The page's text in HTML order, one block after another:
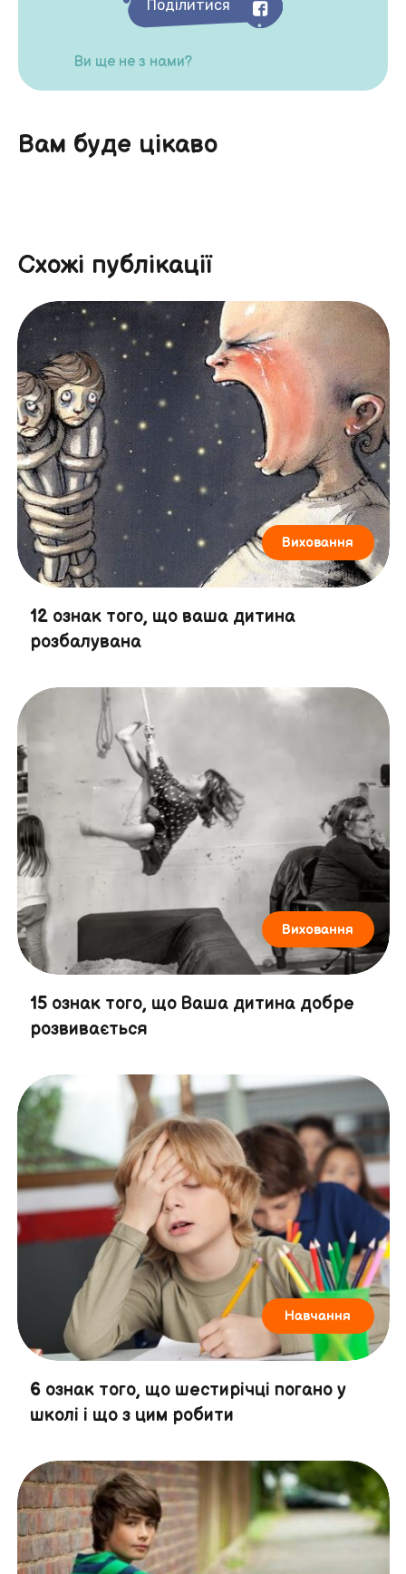
Поділитися
Ви ще не з нами?
Вам буде цікаво
Схожі публікації
Виховання
12 ознак того, що ваша дитина
розбалувана
Виховання
15 ознак того, що Ваша дитина добре
розвивається
Навчання
6 ознак того, що шестирічці погано у
школі і що з цим робити